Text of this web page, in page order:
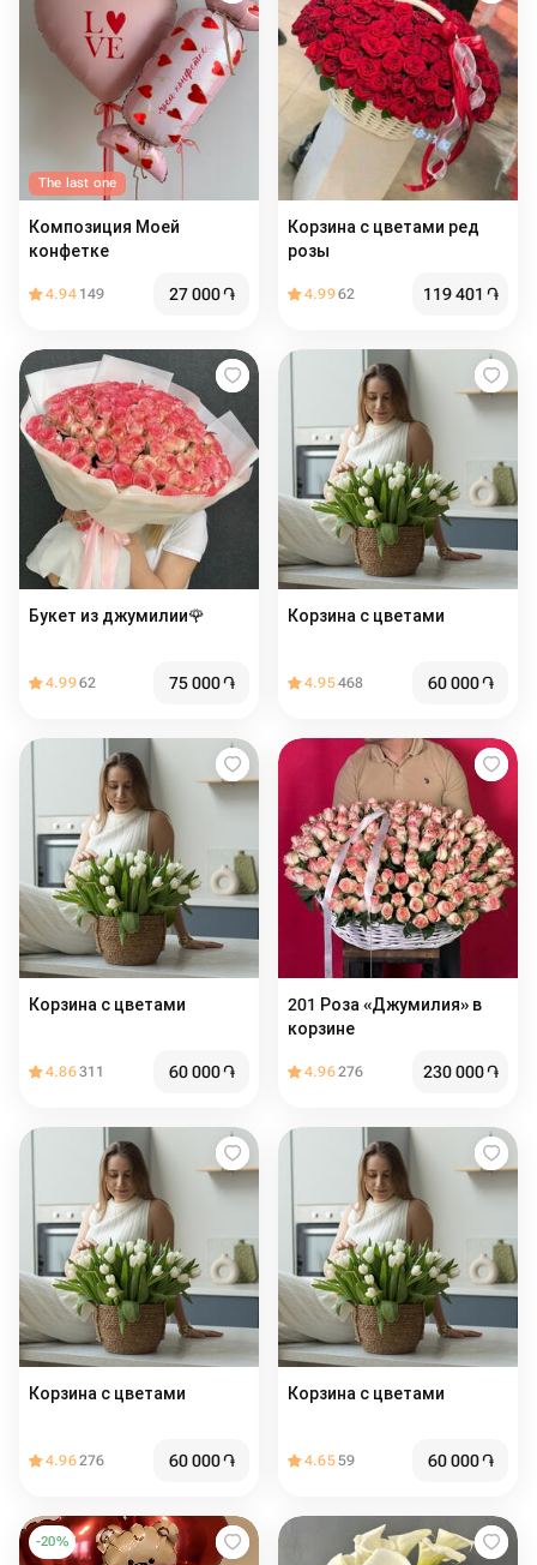
The last one
Композиция Моей
конфетке
4.94 149 27 000֏
Корзина с цветами ред
розы
4.9962 119 401 ֏
Букет из джумилии🌹
4.9962 75 000֏
Корзина с цветами ️
4.95468 60 000֏
Корзина с цветами ️
4.86311 60 000֏
201 Роза «Джумилия» в
корзине
4.96276 230 000֏
Корзина с цветами ️
4.96276 60 000֏
Корзина с цветами ️
4.6559 60 000֏
-20%